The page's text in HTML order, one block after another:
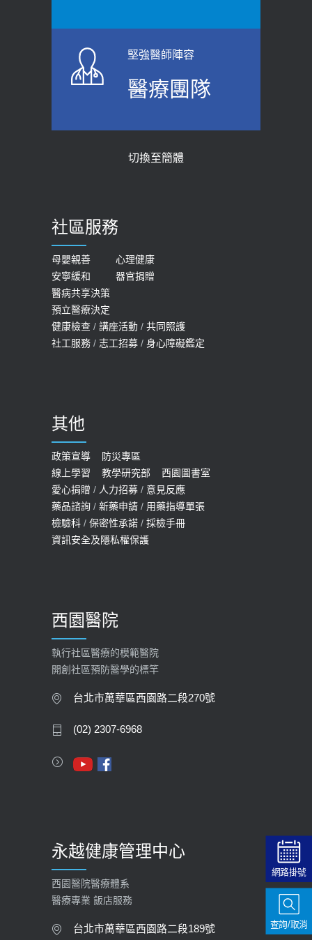
堅強醫師陣容
醫療團隊
切換至簡體
社區服務
母嬰親善
心理健康
安寧緩和
器官捐贈
醫病共享決策
預立醫療決定
健康檢查 / 講座活動 / 共同照護
社工服務 / 志工招募 / 身心障礙鑑定
其他
政策宣導
防災專區
線上學習
教學研究部
西園圖書室
愛心捐贈 / 人力招募 / 意見反應
藥品諮詢 / 新藥申請 / 用藥指導單張
檢驗科 / 保密性承諾 / 採檢手冊
資訊安全及隱私權保護
西園醫院
執行社區醫療的模範醫院
開創社區預防醫學的標竿
台北市萬華區西園路二段270號
(02) 2307-6968
永越健康管理中心
西園醫院醫療體系
醫療專業 飯店服務
台北市萬華區西園路二段189號
網路掛號
查詢/取消